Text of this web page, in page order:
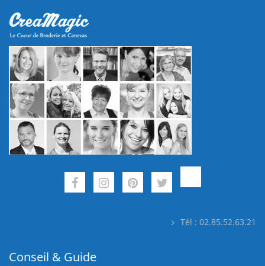
Tél : 02.85.52.63.21
Conseil & Guide